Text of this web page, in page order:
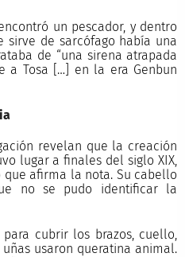
un pescador, y dentro
de sarcófago había una
de “una sirena atrapada
Tosa […] en la era Genbun
revelan que la creación
lugar a finales del siglo XIX,
que afirma la nota. Su cabello
no se pudo identificar la
cubrir los brazos, cuello,
usaron queratina animal.